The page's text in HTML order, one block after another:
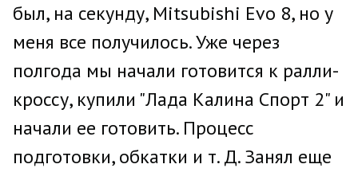
был, на секунду, Mitsubishi Evo 8, но у
меня все получилось. Уже через
полгода мы начали готовится к ралли-
кроссу, купили "Лада Калина Спорт 2" и
начали ее готовить. Процесс
подготовки, обкатки и т. Д. Занял еще